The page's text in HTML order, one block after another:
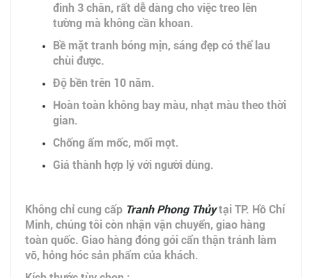
đinh 3 chân, rất dễ dàng cho việc treo lên
tường mà không cần khoan.
Bề mặt tranh bóng mịn, sáng đẹp có thể lau
chùi được.
Độ bền trên 10 năm.
Hoàn toàn không bay màu, nhạt màu theo thời
gian.
Chống ẩm mốc, mối mọt.
Giá thành hợp lý với người dùng.
Không chỉ cung cấp Tranh Phong Thủy tại TP. Hồ Chí
Minh, chúng tôi còn nhận vận chuyển, giao hàng
toàn quốc. Giao hàng đóng gói cẩn thận tránh làm
vỡ, hỏng hóc sản phẩm của khách.